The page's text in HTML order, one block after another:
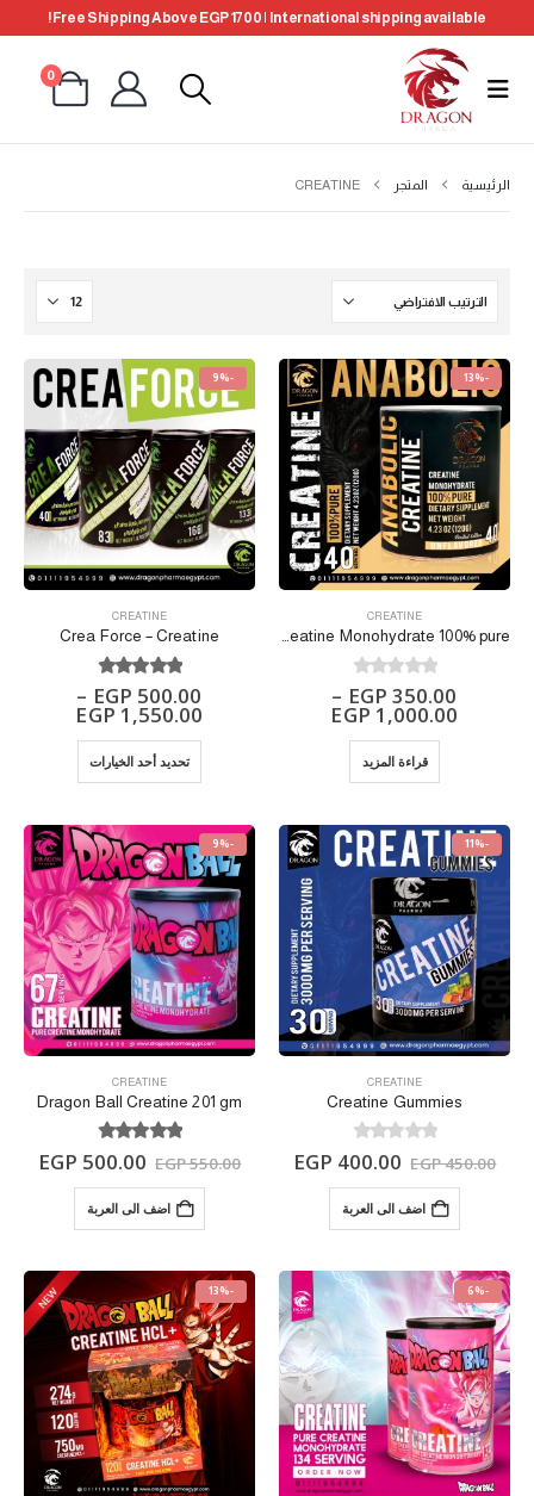
Free Shipping Above EGP 1700 | International shipping available!
0
الرئيسية المتجر CREATINE
-13%
CREATINE
ANABOLIC Creatine Monohydrate 100% pure
0
out of 5
EGP 350.00
–
EGP 1,000.00
قراءة المزيد
-9%
CREATINE
Crea Force – Creatine
5.00
out of 5
EGP 500.00
–
EGP 1,550.00
تحديد أحد الخيارات
-11%
CREATINE
Creatine Gummies
0
out of 5
EGP450.00
EGP 400.00
اضف الى العربة
-9%
CREATINE
Dragon Ball Creatine 201 gm
5.00
EGP550.00
EGP 500.00
اضف الى العربة
-6%
-13%